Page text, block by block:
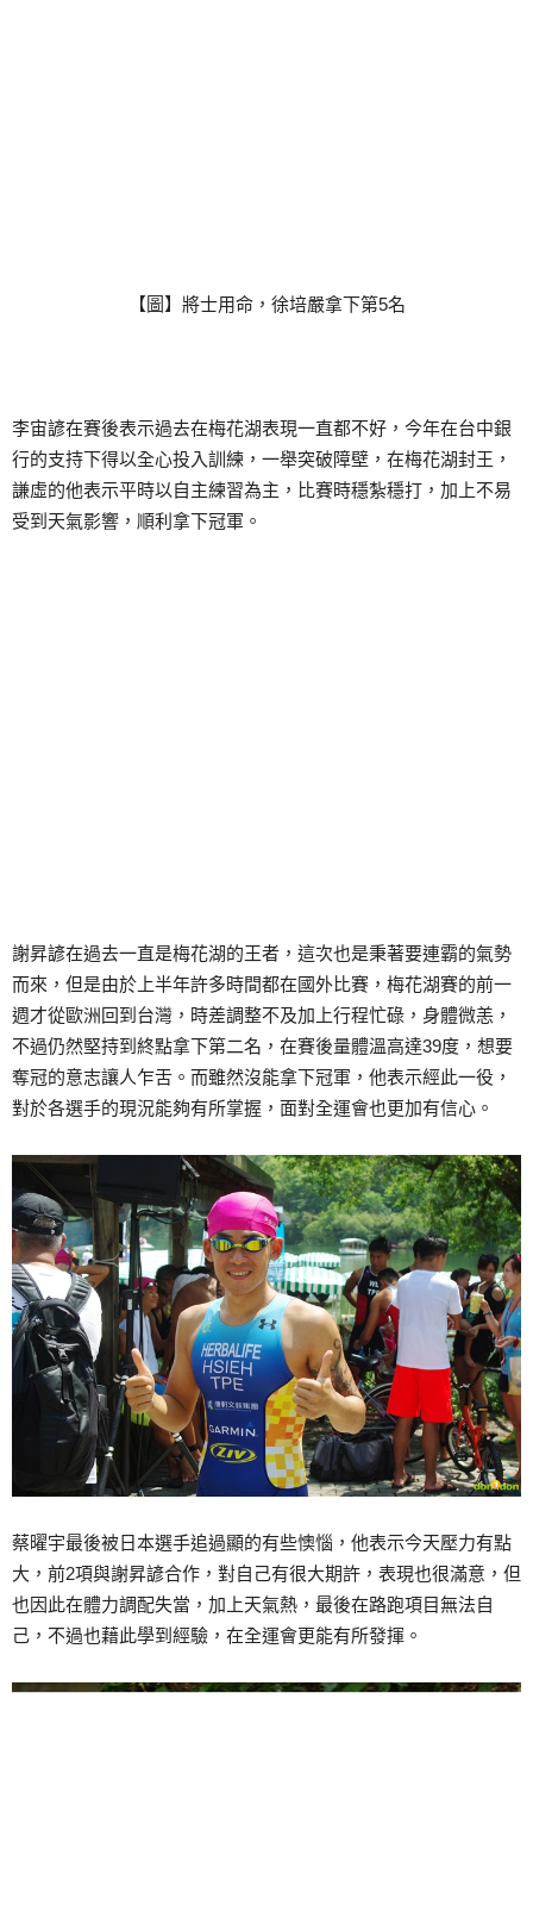
【圖】將士用命，徐培嚴拿下第5名
李宙諺在賽後表示過去在梅花湖表現一直都不好，今年在台中銀
行的支持下得以全心投入訓練，一舉突破障壁，在梅花湖封王，
謙虛的他表示平時以自主練習為主，比賽時穩紮穩打，加上不易
受到天氣影響，順利拿下冠軍。
謝昇諺在過去一直是梅花湖的王者，這次也是秉著要連霸的氣勢
而來，但是由於上半年許多時間都在國外比賽，梅花湖賽的前一
週才從歐洲回到台灣，時差調整不及加上行程忙碌，身體微恙，
不過仍然堅持到終點拿下第二名，在賽後量體溫高達39度，想要
奪冠的意志讓人乍舌。而雖然沒能拿下冠軍，他表示經此一役，
對於各選手的現況能夠有所掌握，面對全運會也更加有信心。
蔡曜宇最後被日本選手追過顯的有些懊惱，他表示今天壓力有點
大，前2項與謝昇諺合作，對自己有很大期許，表現也很滿意，但
也因此在體力調配失當，加上天氣熱，最後在路跑項目無法自
己，不過也藉此學到經驗，在全運會更能有所發揮。